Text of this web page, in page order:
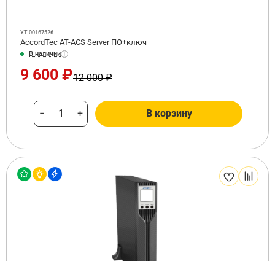
УТ-00167526
AccordTec AT-ACS Server ПО+ключ
В наличии
9 600 ₽12 000 ₽
− + В корзину